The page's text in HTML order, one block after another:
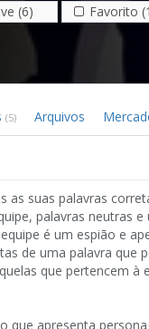
(6) Favorito
(5) Arquivos
suas palavras
palavras neutras
é um espião e
de uma palavra que
que pertencem à
apresenta